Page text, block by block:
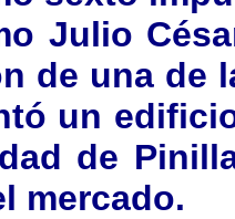
Julio
de una de
un
de
mercado.